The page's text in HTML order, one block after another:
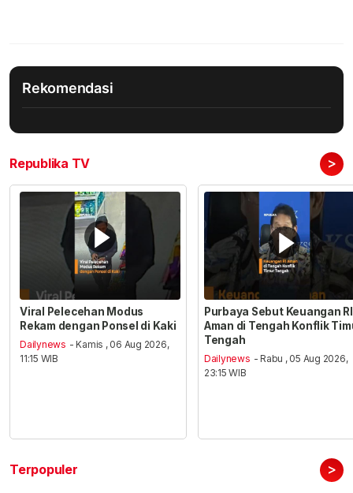
Rekomendasi
Republika TV >
Viral Pelecehan Modus
Rekam dengan Ponsel di Kaki
Dailynews - Kamis , 06 Aug 2026,
11:15 WIB
Purbaya Sebut Keuangan RI
Aman di Tengah Konflik
Tengah
Dailynews - Rabu , 05 Aug 2026,
23:15 WIB
Terpopuler >